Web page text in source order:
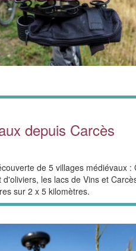
depuis Carcès
de 5 villages médiévaux
les lacs de Vins et
sur 2 x 5 kilomètres.